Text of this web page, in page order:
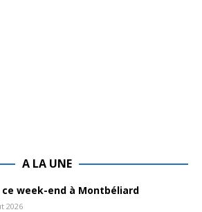
A LA UNE
week-end à Montbéliard
2026